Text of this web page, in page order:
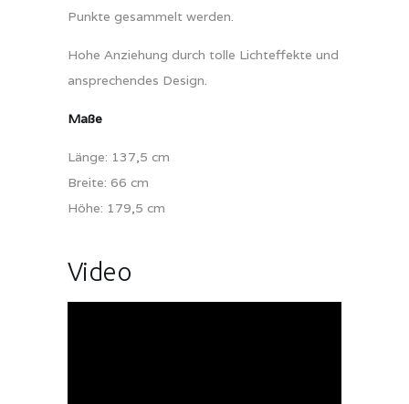
Punkte gesammelt werden.
Hohe Anziehung durch tolle Lichteffekte und
ansprechendes Design.
Maße
Länge: 137,5 cm
Breite: 66 cm
Höhe: 179,5 cm
Video